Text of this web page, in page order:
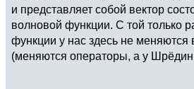
и представляет собой вектор
волновой функции. С той только
функции у нас здесь не меняются
(меняются операторы, а у